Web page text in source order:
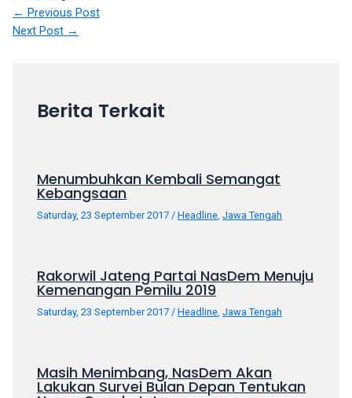
and
choose
amateur
blonde,
transsexual
← Previous Post
Next Post →
Berita Terkait
Menumbuhkan Kembali Semangat
Kebangsaan
Saturday, 23 September 2017 /Headline ,Jawa Tengah
Rakorwil Jateng Partai NasDem Menuju
Kemenangan Pemilu 2019
Saturday, 23 September 2017 /Headline ,Jawa Tengah
Masih Menimbang, NasDem Akan
Lakukan Survei Bulan Depan Tentukan